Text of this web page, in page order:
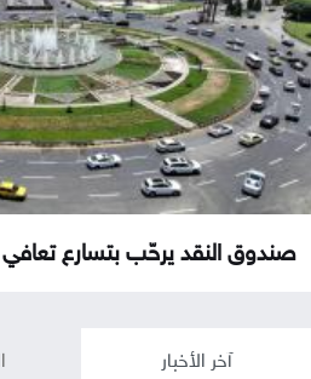
صندوق النقد يرحّب بتسارع تعافي
آخر الأخبار